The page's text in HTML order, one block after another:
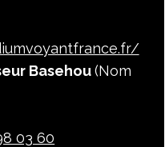
Basehou(Nom
03 60